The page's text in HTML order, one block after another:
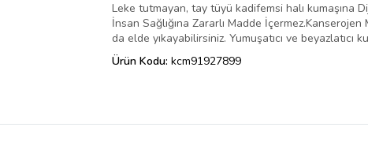
Leke tutmayan, tay tüyü kadifemsi halı kumaşına
İnsan Sağlığına Zararlı Madde
da elde yıkayabilirsiniz. Yumuşatıcı ve beyazlatıcı
Ürün Kodu: kcm91927899